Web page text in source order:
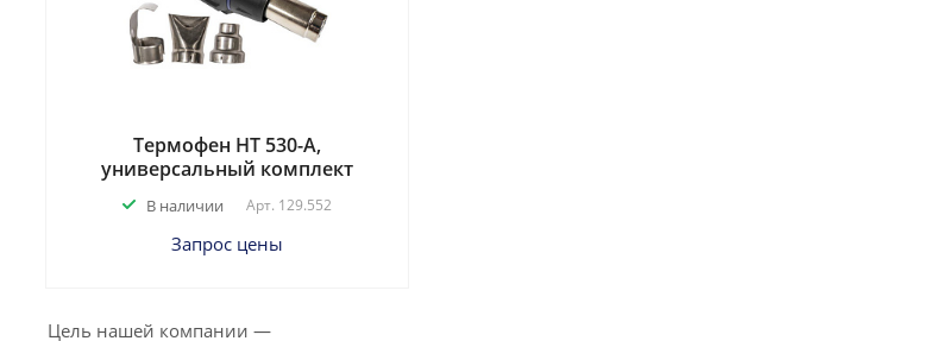
Термофен HT 530-A,
универсальный комплект
В наличии Арт. 129.552
Запрос цены
Цель нашей компании —